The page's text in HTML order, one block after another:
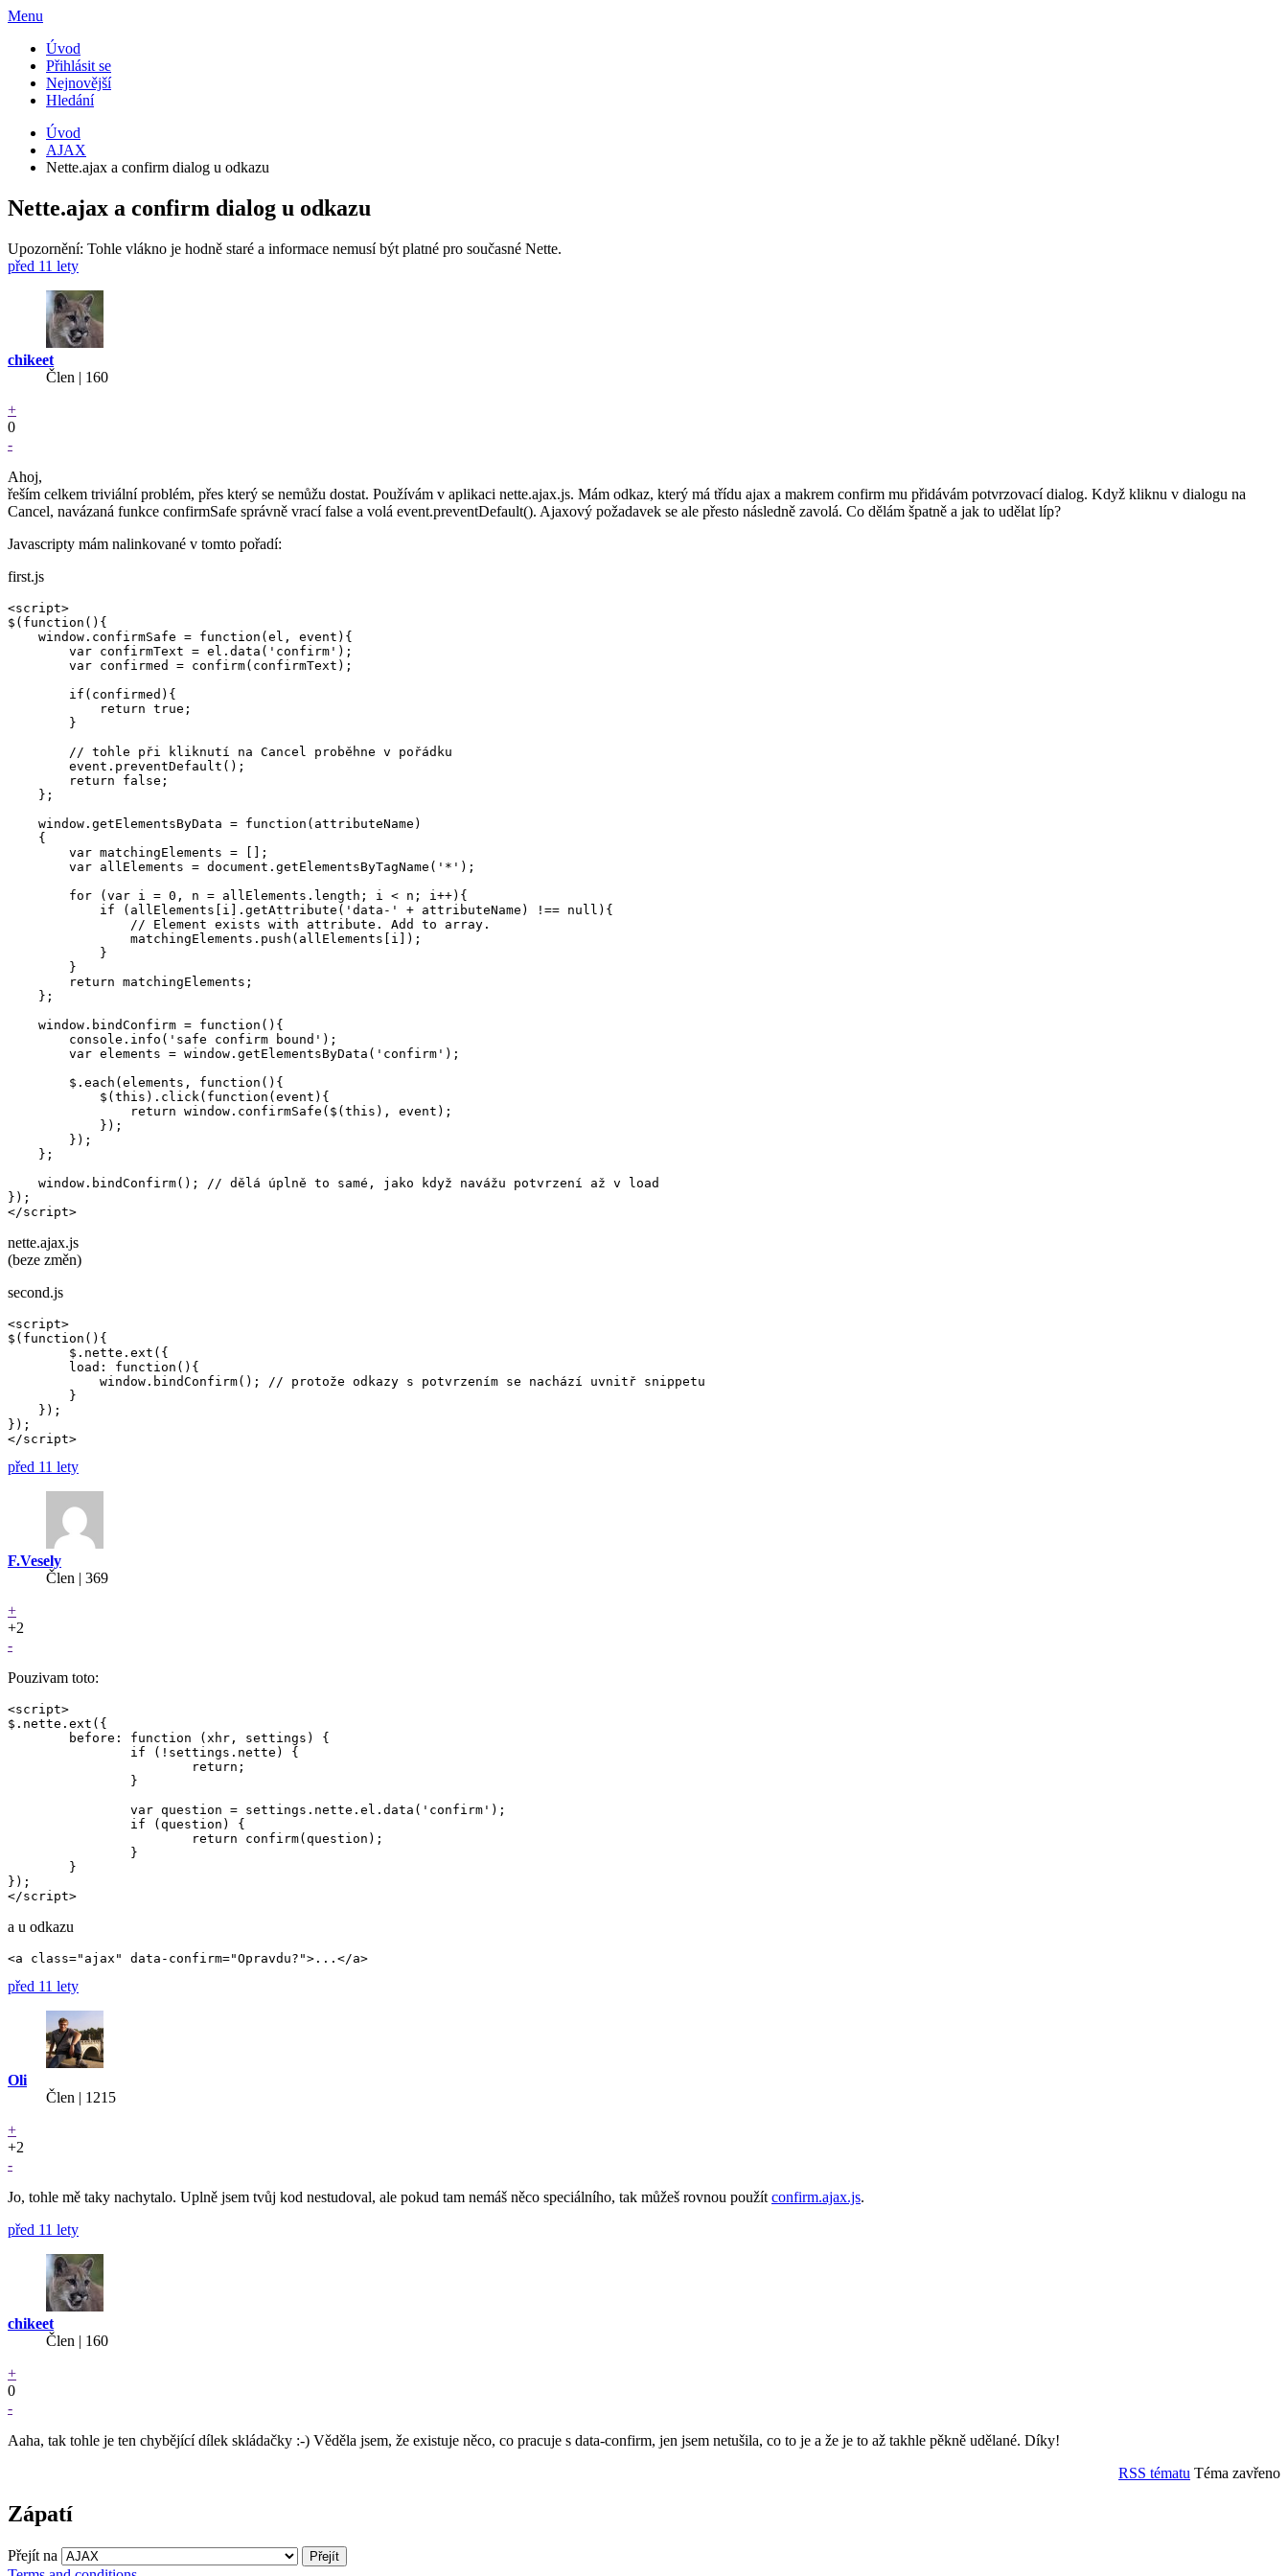
Menu
Úvod
Přihlásit se
Nejnovější
Hledání
Úvod
AJAX
Nette.ajax a confirm dialog u odkazu
Nette.ajax a confirm dialog u odkazu
Upozornění: Tohle vlákno je hodně staré a informace nemusí být platné pro současné Nette.
před 11 lety
chikeet
Člen | 160
+
0
-
Ahoj,
řeším celkem triviální problém, přes který se nemůžu dostat. Používám v aplikaci nette.ajax.js. Mám odkaz, který má třídu ajax a makrem confirm mu přidávám potvrzovací dialog. Když kliknu v dialogu na
Cancel, navázaná funkce confirmSafe správně vrací false a volá event.preventDefault(). Ajaxový požadavek se ale přesto následně zavolá. Co dělám špatně a jak to udělat líp?
Javascripty mám nalinkované v tomto pořadí:
first.js
<script>
$(function(){
    window.confirmSafe = function(el, event){
        var confirmText = el.data('confirm');
        var confirmed = confirm(confirmText);
        if(confirmed){
            return true;
        }
        // tohle při kliknutí na Cancel proběhne v pořádku
        event.preventDefault();
        return false;
    };
    window.getElementsByData = function(attributeName)
    {
        var matchingElements = [];
        var allElements = document.getElementsByTagName('*');
        for (var i = 0, n = allElements.length; i < n; i++){
            if (allElements[i].getAttribute('data-' + attributeName) !== null){
                // Element exists with attribute. Add to array.
                matchingElements.push(allElements[i]);
            }
        }
        return matchingElements;
    };
    window.bindConfirm = function(){
        console.info('safe confirm bound');
        var elements = window.getElementsByData('confirm');
        $.each(elements, function(){
            $(this).click(function(event){
                return window.confirmSafe($(this), event);
            });
        });
    };
    window.bindConfirm(); // dělá úplně to samé, jako když navážu potvrzení až v load
});
</script>
nette.ajax.js
(beze změn)
second.js
<script>
$(function(){
        load: function(){
            window.bindConfirm(); // protože odkazy s potvrzením se nachází uvnitř snippetu
        }
    });
});
</script>
před 11 lety
F.Vesely
Člen | 369
+
+2
-
Pouzivam toto:
<script>
$.nette.ext({
});
</script>
a u odkazu
před 11 lety
Oli
Člen | 1215
+
+2
-
Jo, tohle mě taky nachytalo. Uplně jsem tvůj kod nestudoval, ale pokud tam nemáš něco speciálního, tak můžeš rovnou použít confirm.ajax.js.
před 11 lety
chikeet
Člen | 160
+
0
-
Aaha, tak tohle je ten chybějící dílek skládačky :-) Věděla jsem, že existuje něco, co pracuje s data-confirm, jen jsem netušila, co to je a že je to až takhle pěkně udělané. Díky!
RSS tématu Téma zavřeno
Zápatí
Přejít na